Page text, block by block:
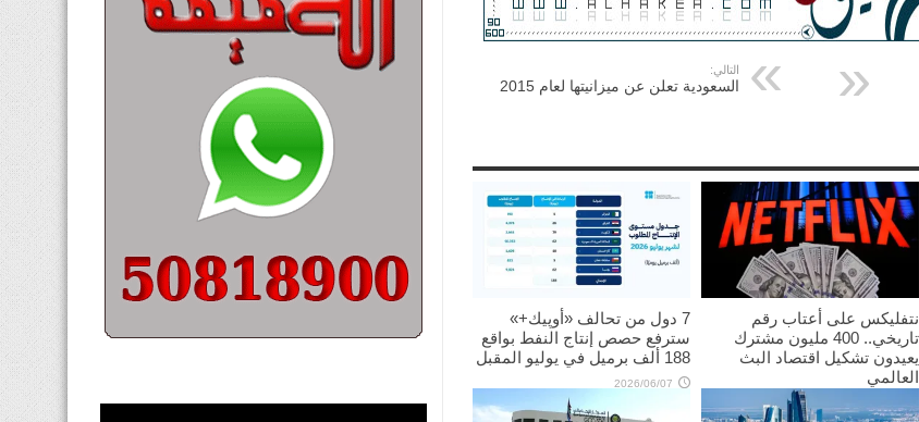
التالي:
السعودية تعلن عن ميزانيتها لعام 2015
نتفليكس على أعتاب رقم
تاريخي.. 400 مليون مشترك
يعيدون تشكيل اقتصاد البث
العالمي
7 دول من تحالف «أوپيك+»
سترفع حصص إنتاج النفط بواقع
188 ألف برميل في يوليو المقبل
2026/06/07